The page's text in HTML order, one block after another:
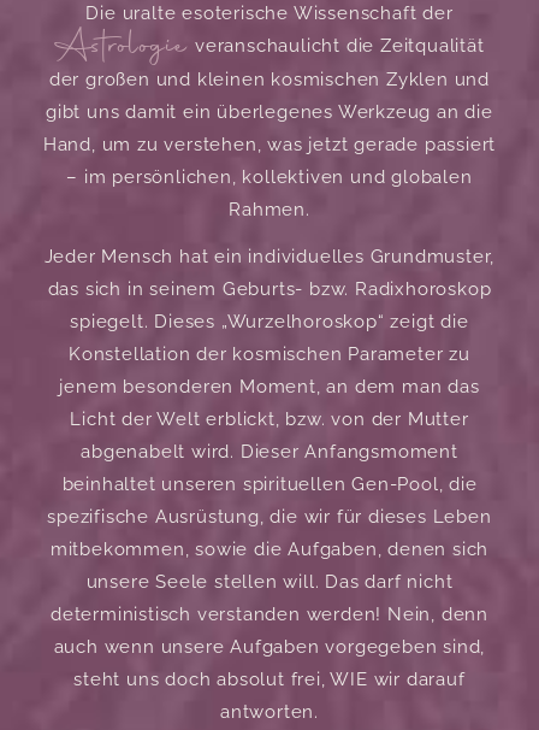
Die uralte esoterische Wissenschaft der
Astrologie veranschaulicht die Zeitqualität
der großen und kleinen kosmischen Zyklen und
gibt uns damit ein überlegenes Werkzeug an die
Hand, um zu verstehen, was jetzt gerade passiert
– im persönlichen, kollektiven und globalen
Rahmen.
Jeder Mensch hat ein individuelles Grundmuster,
das sich in seinem Geburts- bzw. Radixhoroskop
spiegelt. Dieses „Wurzelhoroskop“ zeigt die
Konstellation der kosmischen Parameter zu
jenem besonderen Moment, an dem man das
Licht der Welt erblickt, bzw. von der Mutter
abgenabelt wird. Dieser Anfangsmoment
beinhaltet unseren spirituellen Gen-Pool, die
spezifische Ausrüstung, die wir für dieses Leben
mitbekommen, sowie die Aufgaben, denen sich
unsere Seele stellen will. Das darf nicht
deterministisch verstanden werden! Nein, denn
auch wenn unsere Aufgaben vorgegeben sind,
steht uns doch absolut frei, WIE wir darauf
antworten.